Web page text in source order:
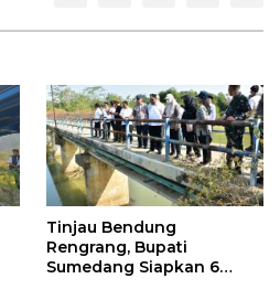
Tinjau Bendung
Rengrang, Bupati
Sumedang Siapkan 6